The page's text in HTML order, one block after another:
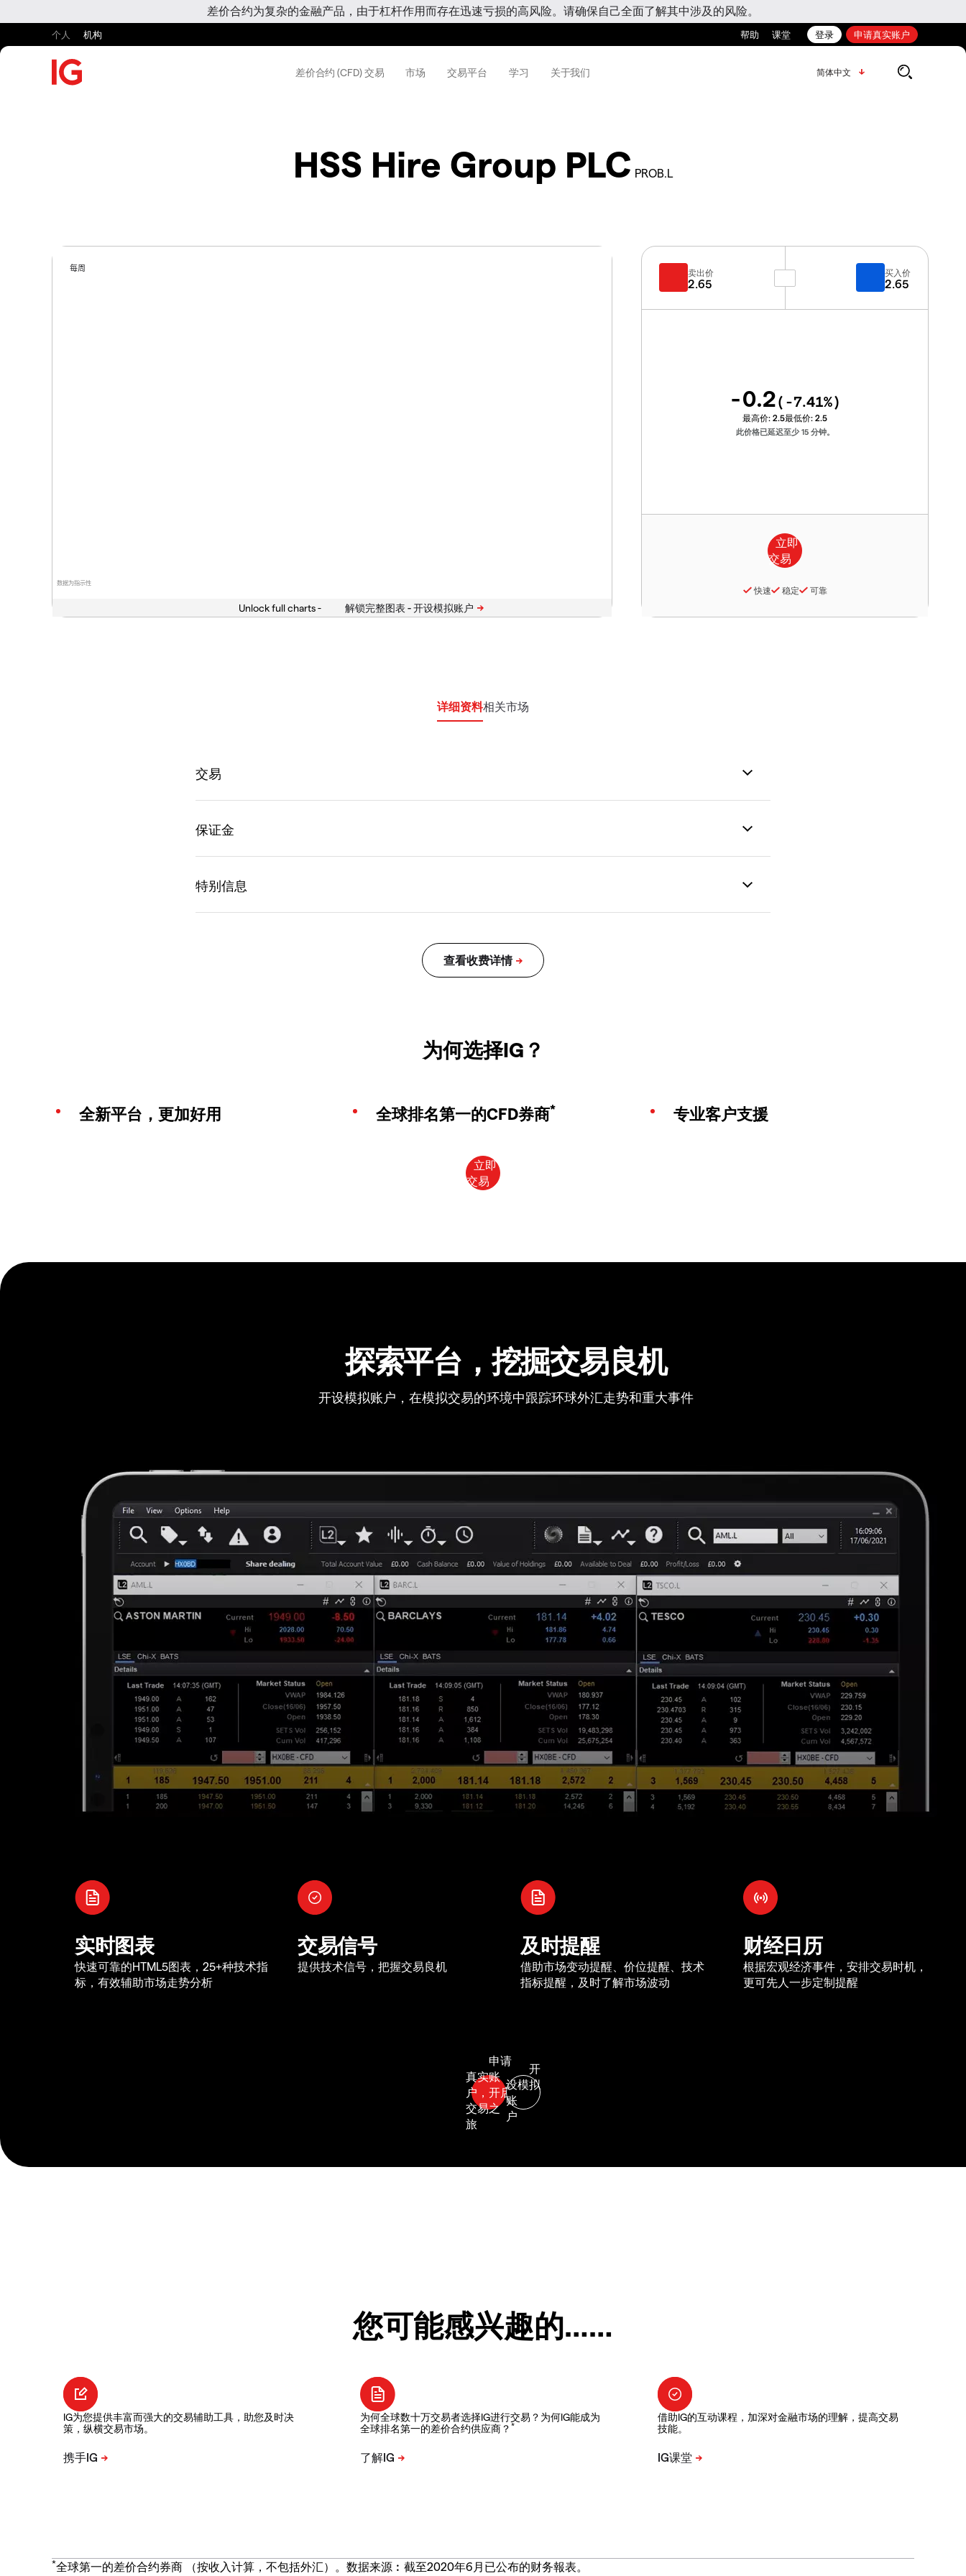
差价合约为复杂的金融产品，由于杠杆作用而存在迅速亏损的高风险。请确保自己全面了解其中涉及的风险。
个人 机构 帮助 课堂 登录 申请真实账户
差价合约 (CFD) 交易 市场 交易平台 学习 关于我们 简体中文
HSS Hire Group PLC PROB.L
数据为指示性
每周
Unlock full charts -
卖出价
2.65
买入价
2.65
-0.2( -7.41%)
最高价: 2.5最低价: 2.5
此价格已延迟至少 15 分钟。
快速 稳定 可靠
详细资料相关市场
为何选择IG？
全新平台，更加好用 全球排名第一的CFD券商* 专业客户支援
探索平台，挖掘交易良机
开设模拟账户，在模拟交易的环境中跟踪环球外汇走势和重大事件
实时图表
快速可靠的HTML5图表，25+种技术指
标，有效辅助市场走势分析
交易信号
提供技术信号，把握交易良机
及时提醒
借助市场变动提醒、价位提醒、技术
指标提醒，及时了解市场波动
财经日历
根据宏观经济事件，安排交易时机，
更可先人一步定制提醒
您可能感兴趣的……
IG为您提供丰富而强大的交易辅助工具，助您及时决
策，纵横交易市场。
为何全球数十万交易者选择IG进行交易？为何IG能成为
全球排名第一的差价合约供应商？*
借助IG的互动课程，加深对金融市场的理解，提高交易
技能。
*全球第一的差价合约券商 （按收入计算，不包括外汇）。数据来源︰截至2020年6月已公布的财务報表。